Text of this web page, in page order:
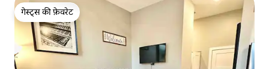
गेस्ट्स की फ़ेवरेट
गेस्ट्स की फ़ेवरेट